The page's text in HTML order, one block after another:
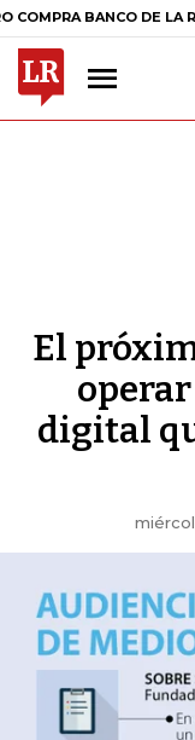
BANCO DE LA REPÚBLICA
El
digital